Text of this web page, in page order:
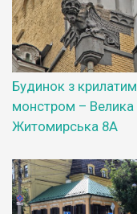
Будинок з крилатим
монстром – Велика
Житомирська 8А